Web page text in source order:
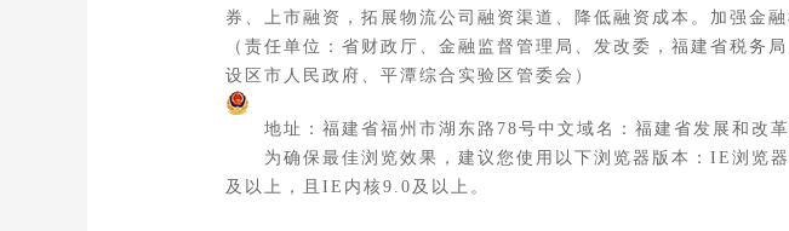
券、上市融资，拓展物流公司融资渠道、降低融资成本。加强金
（责任单位：省财政厅、金融监督管理局、发改委，福建省税务
设区市人民政府、平潭综合实验区管委会）
地址：福建省福州市湖东路78号中文域名：福建省发展和改革
为确保最佳浏览效果，建议您使用以下浏览器版本：IE浏览
及以上，且IE内核9.0及以上。